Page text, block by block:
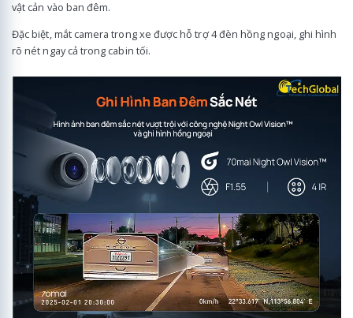
vật cản vào ban đêm.
Đặc biệt, mắt camera trong xe được hỗ trợ 4 đèn hồng ngoại, ghi hình
rõ nét ngay cả trong cabin tối.